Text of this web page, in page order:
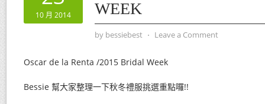
10 月 2014
WEEK
by bessiebest ⋅ Leave a Comment
Oscar de la Renta /2015 Bridal Week
Bessie 幫大家整理一下秋冬禮服挑選重點囉!!